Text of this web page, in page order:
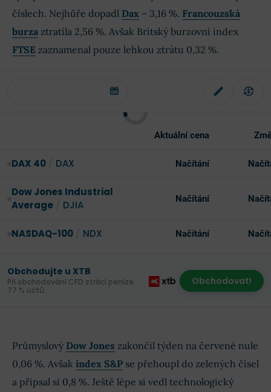
číslech. Nejhůře dopadl Dax – 3,16 %. Francouzská
burza ztratila 2,56 %. Avšak Britský burzovní index
FTSE zaznamenal pouze lehkou ztrátu 0,32 %.
Aktuální cena
DAX 40 DAX Načítání
Dow Jones Industrial
Average
DJIA Načítání
NASDAQ-100 NDX Načítání
Obchodujte u XTB
Při obchodování CFD ztrácí peníze
77 % účtů.
Obchodovat!
Průmyslový Dow Jones zakončil týden na červené nule
0,06 %. Avšak index S&P se přehoupl do zelených čísel
a připsal si 0,8 %. Ještě lépe si vedl technologický